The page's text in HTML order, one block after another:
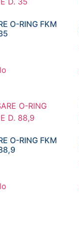
O-RING FKM
O-RING FKM